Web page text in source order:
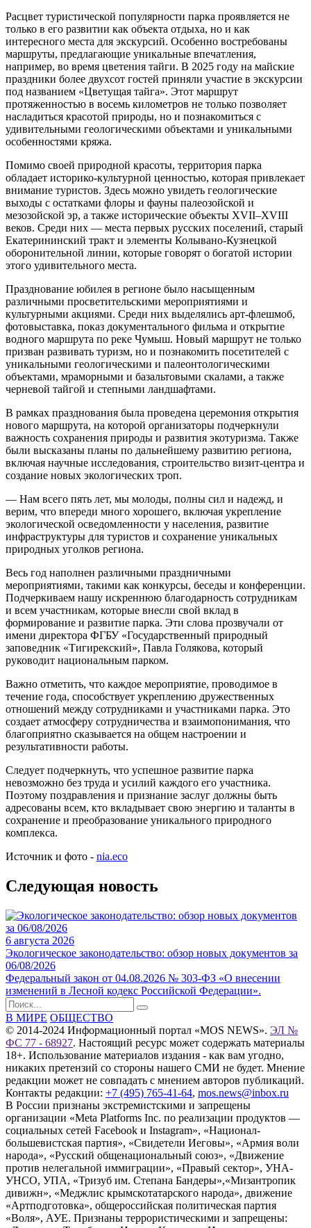
Расцвет туристической популярности парка проявляется не
только в его развитии как объекта отдыха, но и как
интересного места для экскурсий. Особенно востребованы
маршруты, предлагающие уникальные впечатления,
например, во время цветения тайги. В 2025 году на майские
праздники более двухсот гостей приняли участие в экскурсии
под названием «Цветущая тайга». Этот маршрут
протяженностью в восемь километров не только позволяет
насладиться красотой природы, но и познакомиться с
удивительными геологическими объектами и уникальными
особенностями кряжа.
Помимо своей природной красоты, территория парка
обладает историко-культурной ценностью, которая привлекает
внимание туристов. Здесь можно увидеть геологические
выходы с остатками флоры и фауны палеозойской и
мезозойской эр, а также исторические объекты XVII–XVIII
веков. Среди них — места первых русских поселений, старый
Екатерининский тракт и элементы Колывано-Кузнецкой
оборонительной линии, которые говорят о богатой истории
этого удивительного места.
Празднование юбилея в регионе было насыщенным
различными просветительскими мероприятиями и
культурными акциями. Среди них выделялись арт-флешмоб,
фотовыставка, показ документального фильма и открытие
водного маршрута по реке Чумыш. Новый маршрут не только
призван развивать туризм, но и познакомить посетителей с
уникальными геологическими и палеонтологическими
объектами, мраморными и базальтовыми скалами, а также
черневой тайгой и степными ландшафтами.
В рамках празднования была проведена церемония открытия
нового маршрута, на которой организаторы подчеркнули
важность сохранения природы и развития экотуризма. Также
были высказаны планы по дальнейшему развитию региона,
включая научные исследования, строительство визит-центра и
создание новых экологических троп.
— Нам всего пять лет, мы молоды, полны сил и надежд, и
верим, что впереди много хорошего, включая укрепление
экологической осведомленности у населения, развитие
инфраструктуры для туристов и сохранение уникальных
природных уголков региона.
Весь год наполнен различными праздничными
мероприятиями, такими как конкурсы, беседы и конференции.
Подчеркиваем нашу искреннюю благодарность сотрудникам
и всем участникам, которые внесли свой вклад в
формирование и развитие парка. Эти слова прозвучали от
имени директора ФГБУ «Государственный природный
заповедник «Тигирекский», Павла Голякова, который
руководит национальным парком.
Важно отметить, что каждое мероприятие, проводимое в
течение года, способствует укреплению дружественных
отношений между сотрудниками и участниками парка. Это
создает атмосферу сотрудничества и взаимопонимания, что
благоприятно сказывается на общем настроении и
результативности работы.
Следует подчеркнуть, что успешное развитие парка
невозможно без труда и усилий каждого его участника.
Поэтому поздравления и признание заслуг должны быть
адресованы всем, кто вкладывает свою энергию и таланты в
сохранение и преобразование уникального природного
комплекса.
Источник и фото - nia.eco
Следующая новость
6 августа 2026
Экологическое законодательство: обзор новых документов за
06/08/2026
Федеральный закон от 04.08.2026 № 303-ФЗ «О внесении
изменений в Лесной кодекс Российской Федерации».
В МИРЕ ОБЩЕСТВО
© 2014-2024 Информационный портал «MOS NEWS». ЭЛ №
ФС 77 - 68927. Настоящий ресурс может содержать материалы
18+. Использование материалов издания - как вам угодно,
никаких претензий со стороны нашего СМИ не будет. Мнение
редакции может не совпадать с мнением авторов публикаций.
Контакты редакции: +7 (495) 765-41-64, mos.news@inbox.ru
В России признаны экстремистскими и запрещены
организации «Meta Platforms Inc. по реализации продуктов —
социальных сетей Facebook и Instagram», «Национал-
большевистская партия», «Свидетели Иеговы», «Армия воли
народа», «Русский общенациональный союз», «Движение
против нелегальной иммиграции», «Правый сектор», УНА-
УНСО, УПА, «Тризуб им. Степана Бандеры»,«Мизантропик
дивижн», «Меджлис крымскотатарского народа», движение
«Артподготовка», общероссийская политическая партия
«Воля», АУЕ. Признаны террористическими и запрещены: